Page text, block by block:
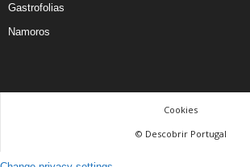
Gastrofolias
Namoros
Cookies
© Descobrir Portugal